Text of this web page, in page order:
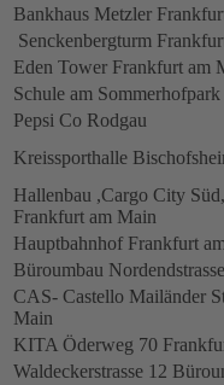
Bankhaus Metzler
Senckenbergturm
Eden Tower Frankfurt am
Schule am
Pepsi Co Rodgau
Kreissporthalle
Hallenbau ,Cargo City
Frankfurt am Main
Hauptbahnhof Frankfurt
Büroumbau
CAS- Castello Mailänder
Main
KITA Öderweg 70
Waldeckerstrasse 12